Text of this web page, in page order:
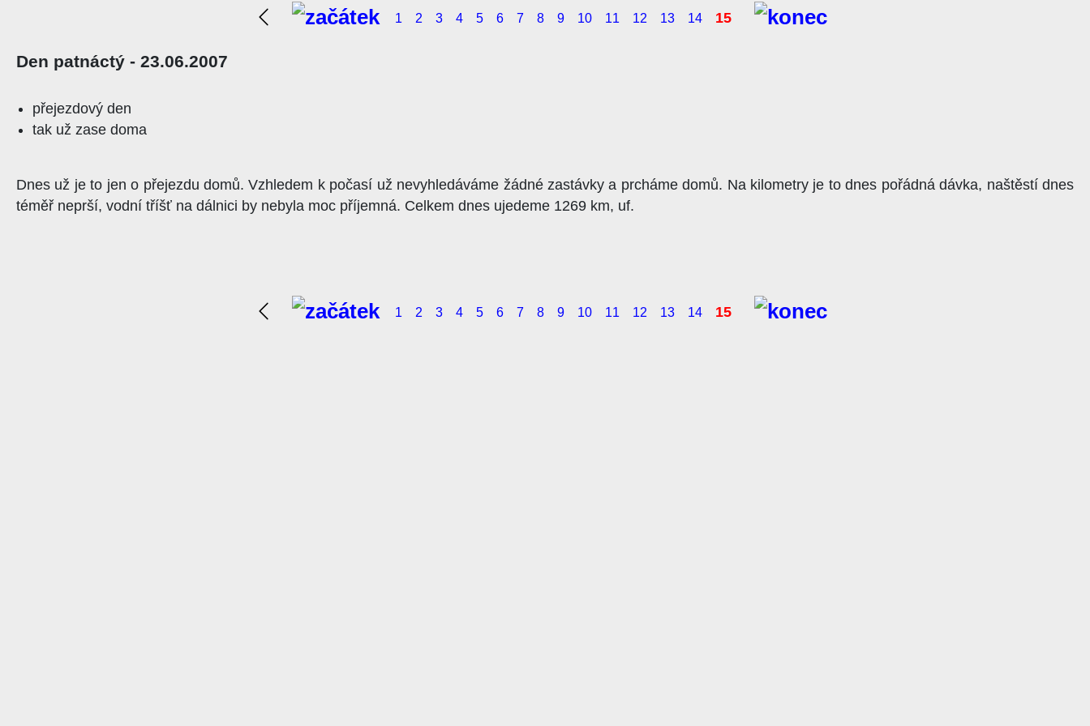
1 2 3 4 5 6 7 8 9 10 11 12 13 14 15
Den patnáctý - 23.06.2007
přejezdový den
tak už zase doma
Dnes už je to jen o přejezdu domů. Vzhledem k počasí už nevyhledáváme žádné zastávky a prcháme domů. Na kilometry je to dnes pořádná dávka, naštěstí dnes
téměř neprší, vodní tříšť na dálnici by nebyla moc příjemná. Celkem dnes ujedeme 1269 km, uf.
1 2 3 4 5 6 7 8 9 10 11 12 13 14 15